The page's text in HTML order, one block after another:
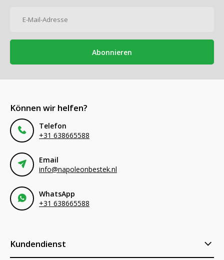
Abonnieren
Können wir helfen?
Telefon
+31 638665588
Email
info@napoleonbestek.nl
WhatsApp
+31 638665588
Kundendienst